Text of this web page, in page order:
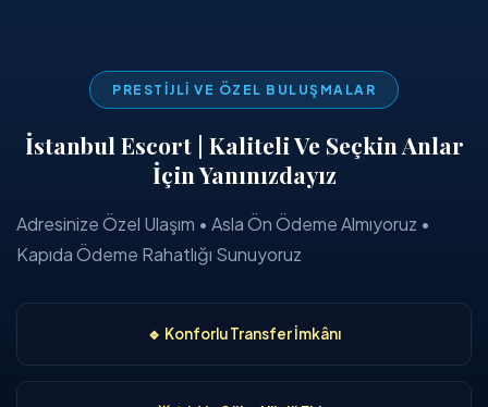
PRESTIJLI VE ÖZEL BULUŞMALAR
İstanbul Escort | Kaliteli Ve Seçkin Anlar
İçin Yanınızdayız
Adresinize Özel Ulaşım • Asla Ön Ödeme Almıyoruz •
Kapıda Ödeme Rahatlığı Sunuyoruz
🔹 Konforlu Transfer İmkânı